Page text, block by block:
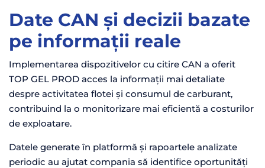
Date CAN și decizii bazate
pe informații reale
Implementarea dispozitivelor cu citire CAN a oferit
TOP GEL PROD acces la informații mai detaliate
despre activitatea flotei și consumul de carburant,
contribuind la o monitorizare mai eficientă a costurilor
de exploatare.
Datele generate în platformă și rapoartele analizate
periodic au ajutat compania să identifice oportunități